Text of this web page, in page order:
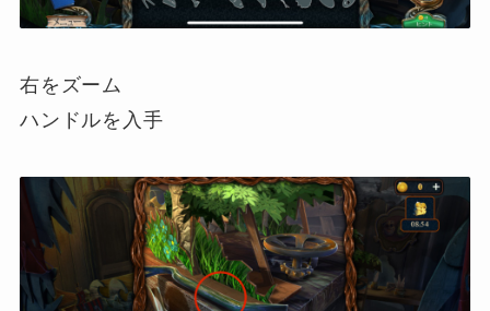
右をズーム
ハンドルを入手